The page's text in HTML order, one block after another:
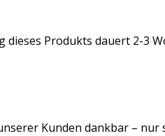
dieses Produkts dauert 2-3
Kunden dankbar –